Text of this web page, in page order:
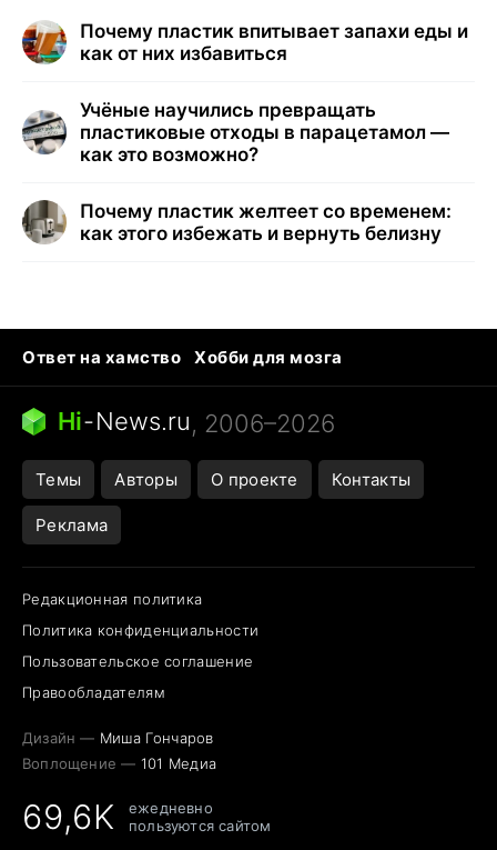
Почему пластик впитывает запахи еды и
как от них избавиться
Учёные научились превращать
пластиковые отходы в парацетамол —
как это возможно?
Почему пластик желтеет со временем:
как этого избежать и вернуть белизну
Ответ на хамство
Хобби для мозга
Бензин 100 vs 95
Тунцы в океанариуме
Следующая пандемия
Hi-News.ru, 2006–2026
Темы Авторы О проекте Контакты
Реклама
Редакционная политика
Политика конфиденциальности
Пользовательское соглашение
Правообладателям
Дизайн — Миша Гончаров
Воплощение — 101 Медиа
69,6K
ежедневно
пользуются сайтом